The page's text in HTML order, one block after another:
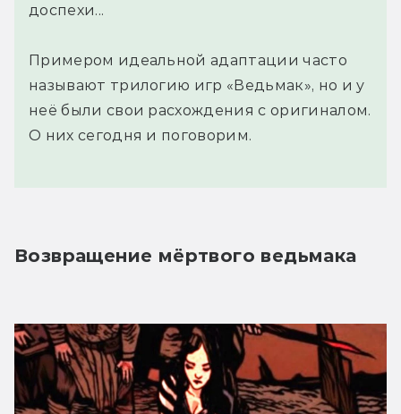
доспехи...
Примером идеальной адаптации часто
называют трилогию игр «Ведьмак», но и у
неё были свои расхождения с оригиналом.
О них сегодня и поговорим.
Возвращение мёртвого ведьмака